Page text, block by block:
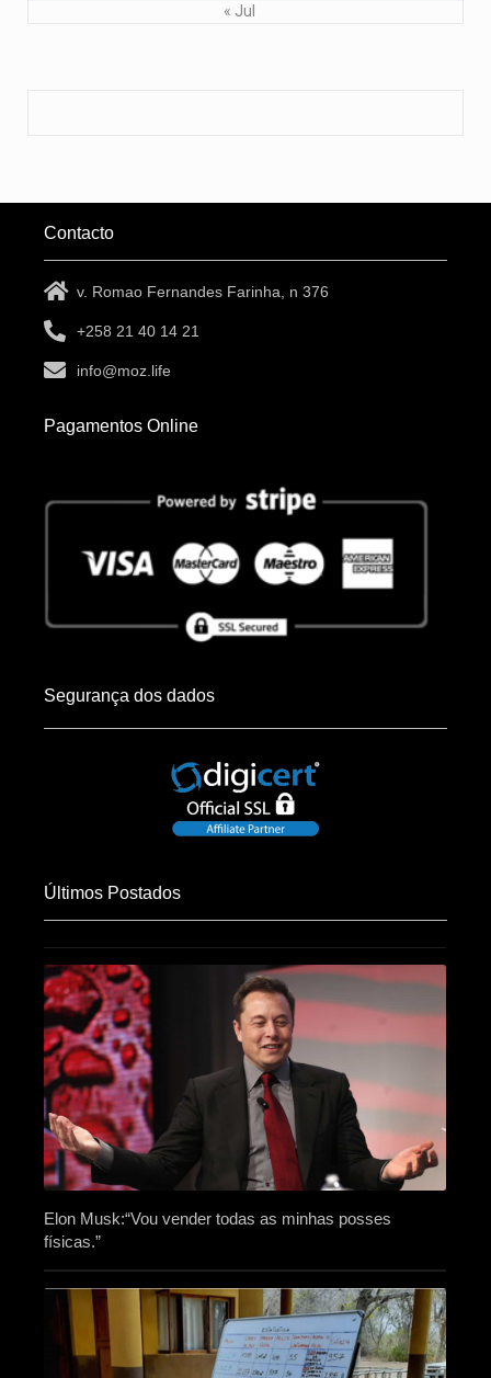
« Jul
Contacto
v. Romao Fernandes Farinha, n 376
+258 21 40 14 21
info@moz.life
Pagamentos Online
Segurança dos dados
Últimos Postados
Elon Musk:“Vou vender todas as minhas posses
físicas.”